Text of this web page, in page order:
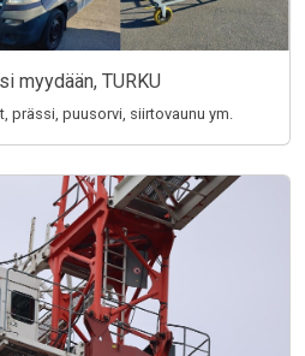
myydään, TURKU
prässi, puusorvi, siirtovaunu ym.